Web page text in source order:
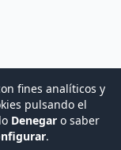
fines analíticos y
pulsando el
Denegar o saber
.